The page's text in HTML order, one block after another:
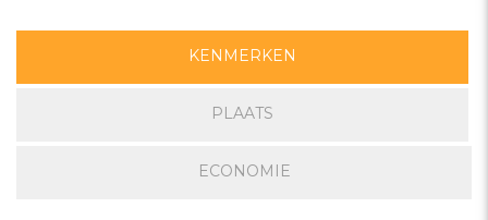
KENMERKEN
PLAATS
ECONOMIE